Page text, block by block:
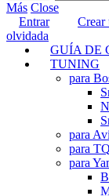
Más Close
Entrar
Crear
olvidada
GUÍA DE
TUNING
para
para
para TQ
para